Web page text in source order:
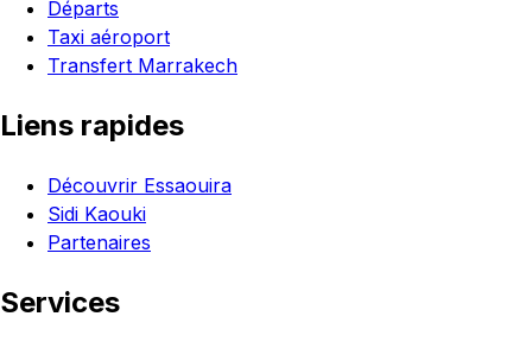
Départs
Taxi aéroport
Transfert Marrakech
Liens rapides
Découvrir Essaouira
Sidi Kaouki
Partenaires
Services